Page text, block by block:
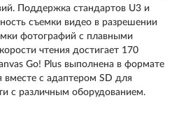
Поддержка стандартов U3 и
съемки видео в разрешении
фотографий с плавными
чтения достигает 170
Go! Plus выполнена в формате
вместе с адаптером SD для
с различным оборудованием.